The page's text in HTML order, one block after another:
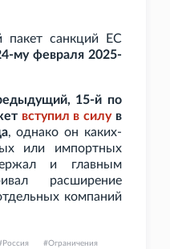
пакет санкций ЕС
му февраля 2025-
15-й по
вступил в силув
, однако он каких-
или импортных
и главным
расширение
компаний
Россия Ограничения